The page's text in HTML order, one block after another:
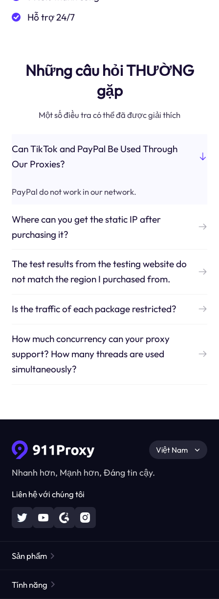
Hỗ trợ 24/7
Những câu hỏi THƯỜNG
gặp
Một số điều tra có thể đã được giải thích
Can TikTok and PayPal Be Used Through
Our Proxies?
PayPal do not work in our network.
Where can you get the static IP after
purchasing it?
The test results from the testing website do
not match the region I purchased from.
Is the traffic of each package restricted?
How much concurrency can your proxy
support? How many threads are used
simultaneously?
Nhanh hơn, Mạnh hơn, Đáng tin cậy.
Liên hệ với chúng tôi
Việt Nam
Sản phẩm
Tính năng